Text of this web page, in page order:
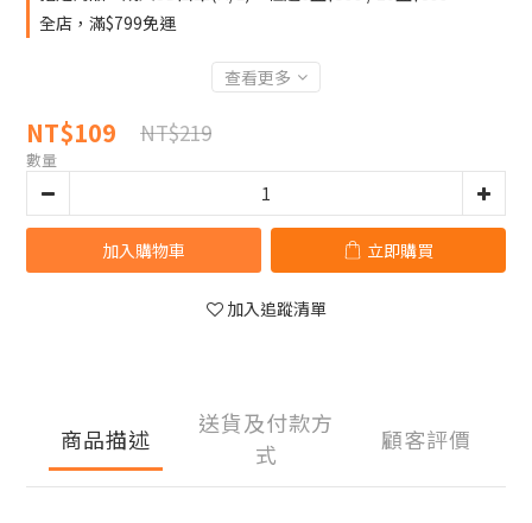
全店，滿$799免運
查看更多
NT$109 NT$219
數量
加入購物車 立即購買
加入追蹤清單
商品描述
送貨及付款方
式
顧客評價